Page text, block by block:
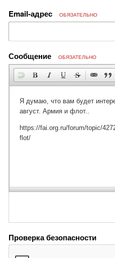
Email-адрес ОБЯЗАТЕЛЬНО
Сообщение ОБЯЗАТЕЛЬНО
Проверка безопасности